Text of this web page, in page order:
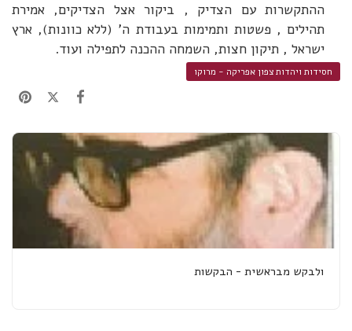
ההתקשרות עם הצדיק , ביקור אצל הצדיקים, אמירת
תהילים , פשטות ותמימות בעבודת ה' (ללא כוונות), ארץ
ישראל , תיקון חצות, השמחה ההכנה לתפילה ועוד.
חסידות ויהדות צפון אפריקה - מרוקו
ולבקש מבראשית - הבקשות